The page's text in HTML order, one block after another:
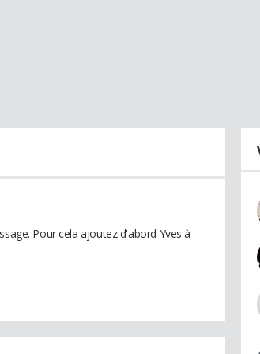
Pour cela ajoutez d'abord Yves à